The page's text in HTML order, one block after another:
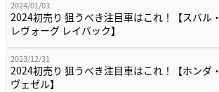
2024/01/03
2024初売り 狙うべき注目車はこれ！【スバル・
レヴォーグ レイバック】
2023/12/31
2024初売り 狙うべき注目車はこれ！【ホンダ・
ヴェゼル】